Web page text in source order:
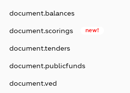
document.balances
document.scorings new!
document.tenders
document.publicfunds
document.ved